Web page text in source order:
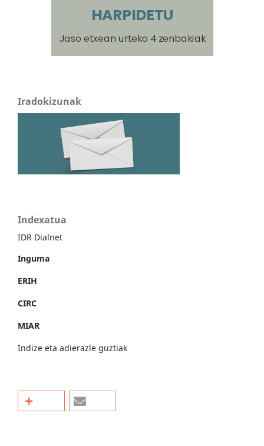
Iradokizunak
Indexatua
IDR Dialnet
Inguma
ERIH
CIRC
MIAR
Indize eta adierazle guztiak